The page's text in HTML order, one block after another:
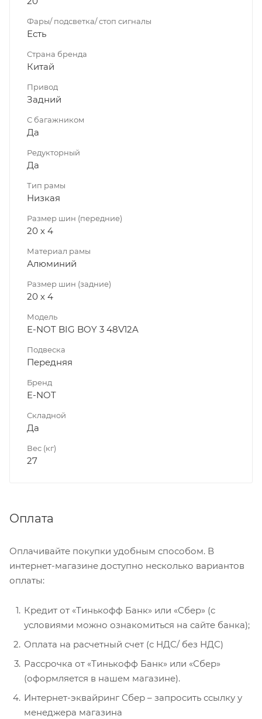
Фары/ подсветка/ стоп сигналы
Есть
Страна бренда
Китай
Привод
Задний
С багажником
Да
Редукторный
Да
Тип рамы
Низкая
Размер шин (передние)
20 х 4
Материал рамы
Алюминий
Размер шин (задние)
20 х 4
Модель
E-NOT BIG BOY 3 48V12A
Подвеска
Передняя
Бренд
E-NOT
Складной
Да
Вес (кг)
27
Оплата
Оплачивайте покупки удобным способом. В
интернет-магазине доступно несколько вариантов
оплаты:
Кредит от «Тинькофф Банк» или «Сбер» (с
условиями можно ознакомиться на сайте банка);
Оплата на расчетный счет (с НДС/ без НДС)
Рассрочка от «Тинькофф Банк» или «Сбер»
(оформляется в нашем магазине).
Интернет-эквайринг Сбер – запросить ссылку у
менеджера магазина